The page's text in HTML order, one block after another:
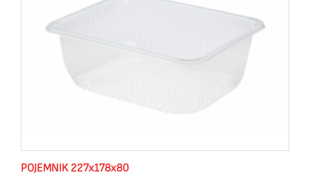
POJEMNIK 227x178x80